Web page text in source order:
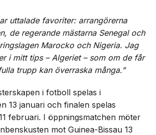
uttalade favoriter: arrangörerna
de regerande mästarna Senegal och
Marocko och Nigeria. Jag
i mitt tips – Algeriet – som om de får
trupp kan överraska många.”
i fotboll spelas i
13 januari och finalen spelas
februari. I öppningsmatchen möter
mot Guinea-Bissau 13